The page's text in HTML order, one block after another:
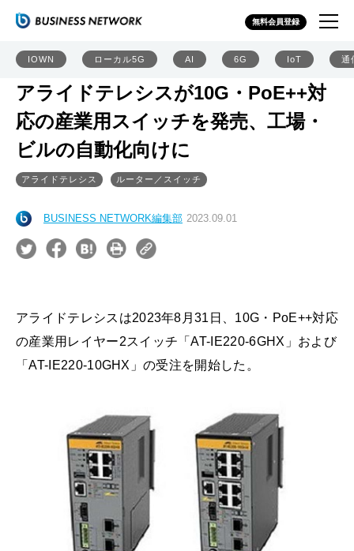
無料会員登録
IOWN ローカル5G AI 6G IoT 通
アライドテレシスが10G・PoE++対
応の産業用スイッチを発売、工場・
ビルの自動化向けに
アライドテレシス ルーター／スイッチ
BUSINESS NETWORK編集部 2023.09.01
アライドテレシスは2023年8月31日、10G・PoE++対応
の産業用レイヤー2スイッチ「AT-IE220-6GHX」および
「AT-IE220-10GHX」の受注を開始した。